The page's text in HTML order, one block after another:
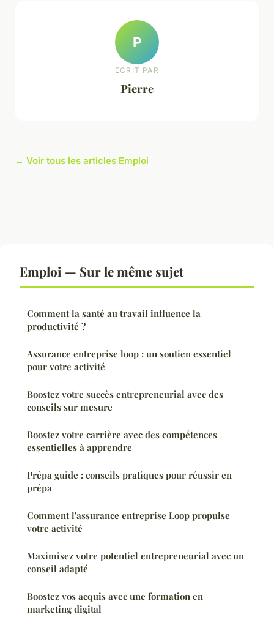
P
ECRIT PAR
Pierre
← Voir tous les articles Emploi
Emploi — Sur le même sujet
Comment la santé au travail influence la
productivité ?
Assurance entreprise loop : un soutien essentiel
pour votre activité
Boostez votre succès entrepreneurial avec des
conseils sur mesure
Boostez votre carrière avec des compétences
essentielles à apprendre
Prépa guide : conseils pratiques pour réussir en
prépa
Comment l'assurance entreprise Loop propulse
votre activité
Maximisez votre potentiel entrepreneurial avec un
conseil adapté
Boostez vos acquis avec une formation en
marketing digital